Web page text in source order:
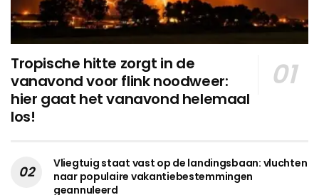
Tropische hitte zorgt in de
vanavond voor flink noodweer:
hier gaat het vanavond helemaal
los!
Vliegtuig staat vast op de landingsbaan: vluchten
naar populaire vakantiebestemmingen
geannuleerd